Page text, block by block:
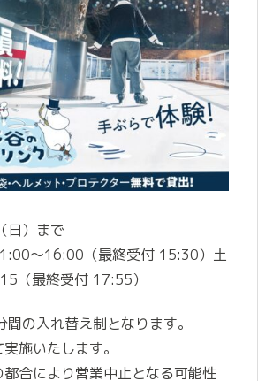
日）まで
～16:00（最終受付 15:30）土
（最終受付 17:55）
の入れ替え制となります。
施いたします。
合により営業中止となる可能性